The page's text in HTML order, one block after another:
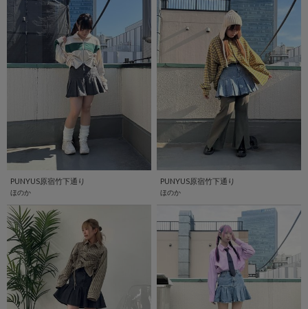
PUNYUS原宿竹下通り
ほのか
PUNYUS原宿竹下通り
ほのか